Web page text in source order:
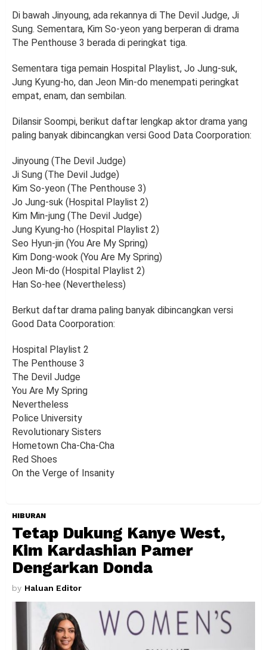
Di bawah Jinyoung, ada rekannya di The Devil Judge, Ji
Sung. Sementara, Kim So-yeon yang berperan di drama
The Penthouse 3 berada di peringkat tiga.
Sementara tiga pemain Hospital Playlist, Jo Jung-suk,
Jung Kyung-ho, dan Jeon Min-do menempati peringkat
empat, enam, dan sembilan.
Dilansir Soompi, berikut daftar lengkap aktor drama yang
paling banyak dibincangkan versi Good Data Coorporation:
Jinyoung (The Devil Judge)
Ji Sung (The Devil Judge)
Kim So-yeon (The Penthouse 3)
Jo Jung-suk (Hospital Playlist 2)
Kim Min-jung (The Devil Judge)
Jung Kyung-ho (Hospital Playlist 2)
Seo Hyun-jin (You Are My Spring)
Kim Dong-wook (You Are My Spring)
Jeon Mi-do (Hospital Playlist 2)
Han So-hee (Nevertheless)
Berkut daftar drama paling banyak dibincangkan versi
Good Data Coorporation:
Hospital Playlist 2
The Penthouse 3
The Devil Judge
You Are My Spring
Nevertheless
Police University
Revolutionary Sisters
Hometown Cha-Cha-Cha
Red Shoes
On the Verge of Insanity
HIBURAN
Tetap Dukung Kanye West,
Kim Kardashian Pamer
Dengarkan Donda
by Haluan Editor